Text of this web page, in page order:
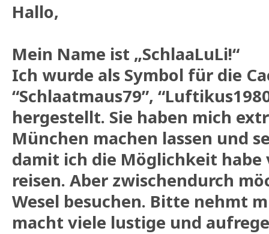
Hallo,
Mein Name ist „SchlaaLuLi!“
Ich wurde als Symbol für die
“Schlaatmaus79”,
hergestellt. Sie haben mich
München machen lassen und
damit ich die Möglichkeit habe
reisen. Aber zwischendurch
Wesel besuchen. Bitte nehmt
macht viele lustige und